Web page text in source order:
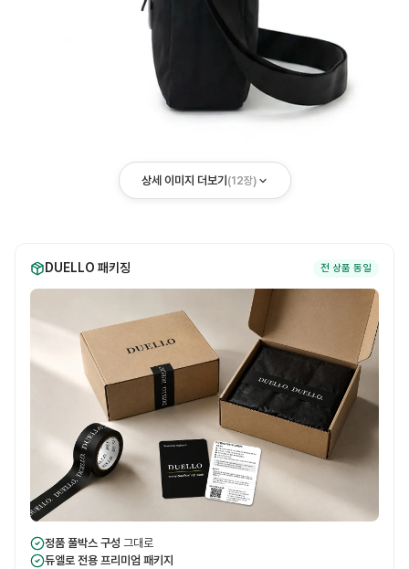
상세 이미지 더보기 (12장)
DUELLO 패키징 전 상품 동일
정품 풀박스 구성 그대로
듀엘로 전용 프리미엄 패키지